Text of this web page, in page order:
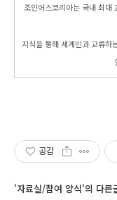
조인어스코리아는 국내 최대
지식을 통해 세계인과 교류하
공감
'자료실/참여 양식'의 다른